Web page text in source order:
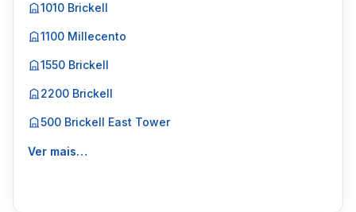
1010 Brickell
1100 Millecento
1550 Brickell
2200 Brickell
500 Brickell East Tower
Ver mais…